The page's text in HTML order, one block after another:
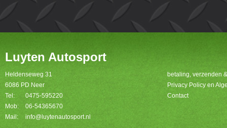
Luyten Autosport
Heldenseweg 31
6086 PD Neer
Tel:
0475-595220
Mob:
06-54365670
Mail:
info@luytenautosport.nl
betaling, verzenden
Privacy Policy en
Contact